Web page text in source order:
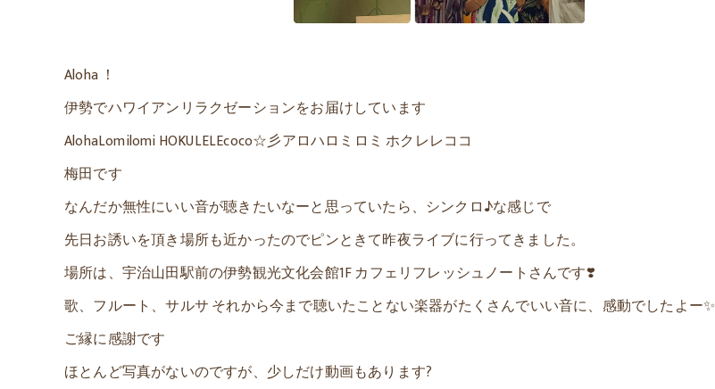
Aloha ！
伊勢でハワイアンリラクゼーションをお届けしています
AlohaLomilomi HOKULELEcoco☆彡アロハロミロミ ホクレレココ
梅田です
なんだか無性にいい音が聴きたいなーと思っていたら、シンクロ♪な感じで
先日お誘いを頂き場所も近かったのでピンときて昨夜ライブに行ってきました。
場所は、宇治山田駅前の伊勢観光文化会館1F カフェリフレッシュノートさんです❣️
歌、フルート、サルサ それから今まで聴いたことない楽器がたくさんでいい音に、感動でしたよー✨
ご縁に感謝です
ほとんど写真がないのですが、少しだけ動画もあります?